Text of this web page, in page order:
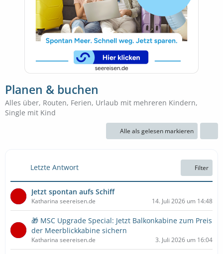
Planen & buchen
Alles über, Routen, Ferien, Urlaub mit mehreren Kindern,
Single mit Kind
Alle als gelesen markieren
Letzte Antwort Filter
Jetzt spontan aufs Schiff
Katharina seereisen.de 14. Juli 2026 um 14:48
🎁 MSC Upgrade Special: Jetzt Balkonkabine zum Preis
der Meerblickkabine sichern
Katharina seereisen.de 3. Juli 2026 um 16:04